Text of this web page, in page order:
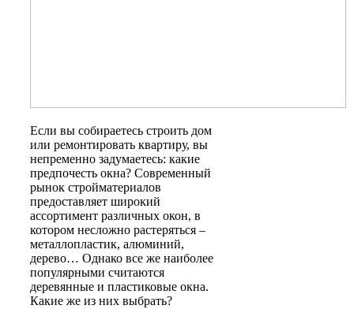
Если вы собираетесь строить дом
или ремонтировать квартиру, вы
непременно задумаетесь: какие
предпочесть окна? Современный
рынок стройматериалов
предоставляет широкий
ассортимент различных окон, в
котором несложно растеряться –
металлопластик, алюминий,
дерево… Однако все же наиболее
популярными считаются
деревянные и пластиковые окна.
Какие же из них выбрать?